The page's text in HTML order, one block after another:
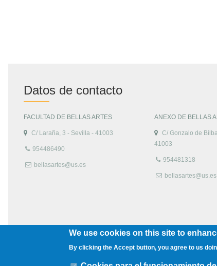
Datos de contacto
FACULTAD DE BELLAS ARTES
C/ Laraña, 3 - Sevilla - 41003
954486490
bellasartes@us.es
ANEXO DE BELLAS
C/ Gonzalo de
41003
954481318
bellasartes@us.es
We use cookies on this site to
By clicking the Accept button, you agree to us